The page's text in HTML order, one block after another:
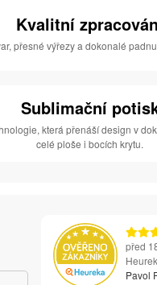
Kvalitní
přesné výřezy a dokonalé
Sublimační
která přenáší design v
celé ploše i bocích krytu.
před
Pavol